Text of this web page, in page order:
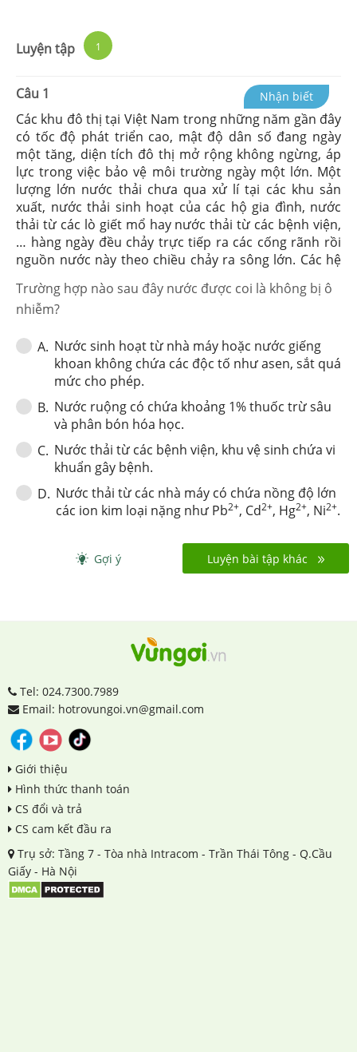
Luyện tập 1
Câu 1 Nhận biết
Các khu đô thị tại Việt Nam trong những năm gần đây
có tốc độ phát triển cao, mật độ dân số đang ngày
một tăng, diện tích đô thị mở rộng không ngừng, áp
lực trong việc bảo vệ môi trường ngày một lớn. Một
lượng lớn nước thải chưa qua xử lí tại các khu sản
xuất, nước thải sinh hoạt của các hộ gia đình, nước
thải từ các lò giết mổ hay nước thải từ các bệnh viện,
… hàng ngày đều chảy trực tiếp ra các cống rãnh rồi
nguồn nước này theo chiều chảy ra sông lớn. Các hệ
Hồ Chí Minh đang trong tình trạng ô nhiễm nghiêm
trọng.
Trường hợp nào sau đây nước được coi là không bị ô
nhiễm?
A. Nước sinh hoạt từ nhà máy hoặc nước giếng
khoan không chứa các độc tố như asen, sắt quá
mức cho phép.
B. Nước ruộng có chứa khoảng 1% thuốc trừ sâu
và phân bón hóa học.
C. Nước thải từ các bệnh viện, khu vệ sinh chứa vi
khuẩn gây bệnh.
D. Nước thải từ các nhà máy có chứa nồng độ lớn
các ion kim loại nặng như Pb2+, Cd2+, Hg2+, Ni2+.
Gợi ý Luyện bài tập khác
Tel: 024.7300.7989
Email: hotrovungoi.vn@gmail.com
Giới thiệu
Hình thức thanh toán
CS đổi và trả
CS cam kết đầu ra
Trụ sở: Tầng 7 - Tòa nhà Intracom - Trần Thái Tông - Q.Cầu
Giấy - Hà Nội